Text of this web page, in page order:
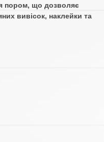
пором, що дозволяє
вивісок, наклейки та